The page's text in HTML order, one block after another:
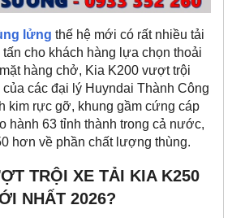
lửng thế hệ mới có rất nhiều tải
tấn cho khách hàng lựa chọn thoải
hàng chở, Kia K200 vượt trội
các đại lý Huyndai Thành Công
kim rực gỡ, khung gầm cứng cáp
hành 63 tỉnh thành trong cả nước,
hơn về phần chất lượng thùng.
TRỘI XE TẢI KIA K250
NHẤT 2026?